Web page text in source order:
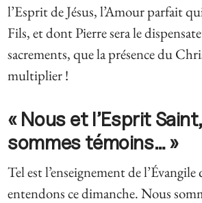
l’Esprit de Jésus, l’Amour parfait
Fils, et dont Pierre sera le
sacrements, que la présence du
multiplier !
« Nous et l’Esprit
sommes témoins… »
Tel est l’enseignement de l’Évangile
entendons ce dimanche. Nous